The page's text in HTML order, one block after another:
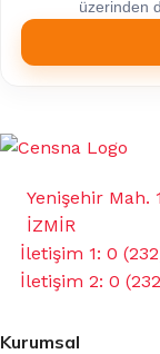
üzerinden
Yenişehir Mah.
İZMİR
İletişim 1: 0
İletişim 2: 0
Kurumsal